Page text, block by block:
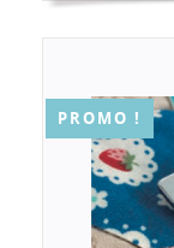
PROMO !